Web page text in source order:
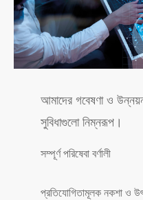
আমাদের গবেষণা ও
সুবিধাগুলো নিম্নরূপ।
সম্পূর্ণ পরিষেবা বর্ণালী
প্রতিযোগিতামূলক নকশা ও